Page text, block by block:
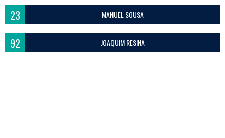
23 MANUEL SOUSA
92 JOAQUIM RESINA